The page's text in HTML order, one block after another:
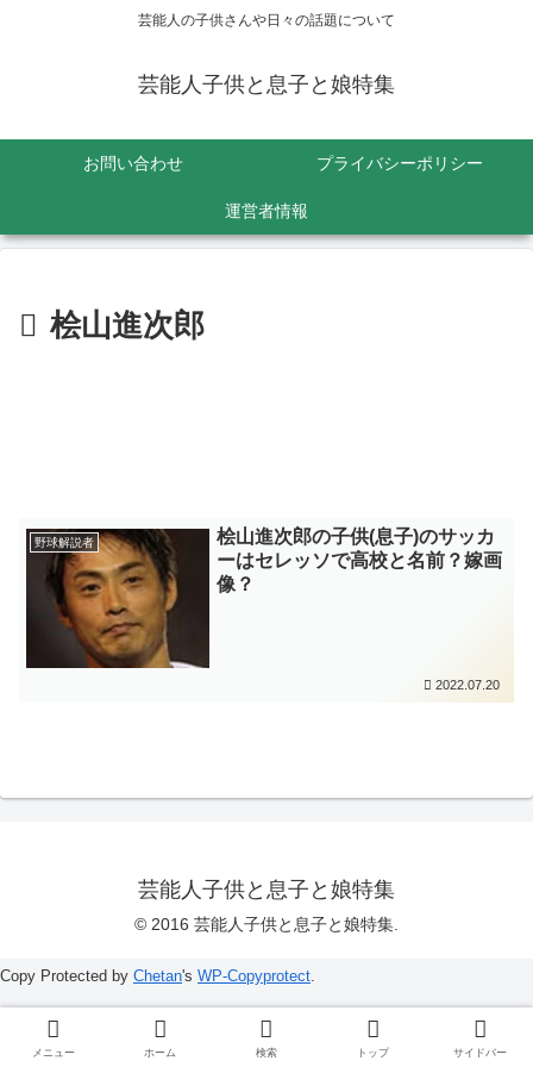
芸能人の子供さんや日々の話題について
芸能人子供と息子と娘特集
お問い合わせ プライバシーポリシー
運営者情報
桧山進次郎
野球解説者
桧山進次郎の子供(息子)のサッカ
ーはセレッソで高校と名前？嫁画
像？
2022.07.20
芸能人子供と息子と娘特集
© 2016 芸能人子供と息子と娘特集.
メニュー ホーム 検索 トップ サイドバー
Copy Protected by Chetan's WP-Copyprotect